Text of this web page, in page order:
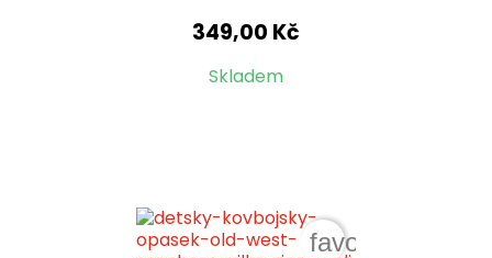
349,00 Kč
Skladem
favorite_border